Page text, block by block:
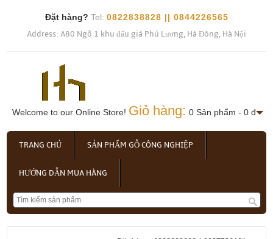
Đặt hàng? Tel: 0822838828 || 0844226565
Address: A80 Ngõ 1 khu đấu giá Phú Lương, Hà Đông, Hà Nội
Welcome to our Online Store! Giỏ hàng: 0 Sản phẩm - 0 đ
TRANG CHỦ SẢN PHẨM GỖ CÔNG NGHIỆP
HƯỚNG DẪN MUA HÀNG